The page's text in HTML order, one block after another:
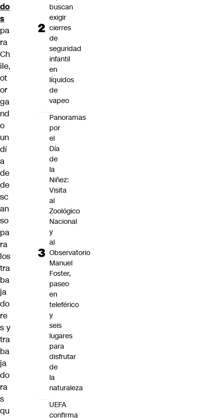
do
s
pa
ra
Ch
ile,
ot
or
ga
nd
o
un
dí
a
de
de
sc
an
so
pa
ra
los
tra
ba
ja
do
re
s y
tra
ba
ja
do
ra
s
qu
buscan
exigir
cierres
de
seguridad
infantil
en
líquidos
de
vapeo
Panoramas
por
el
Día
de
la
Niñez:
Visita
al
Zoológico
Nacional
y
al
Observatorio
Manuel
Foster,
paseo
en
teleférico
y
seis
lugares
para
disfrutar
de
la
naturaleza
UEFA
confirma